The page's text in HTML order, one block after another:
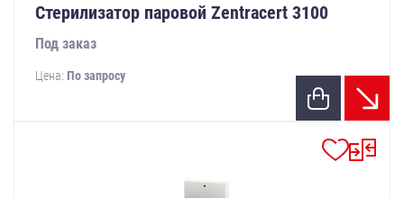
Стерилизатор паровой Zentracert 3100
Под заказ
Цена: По запросу